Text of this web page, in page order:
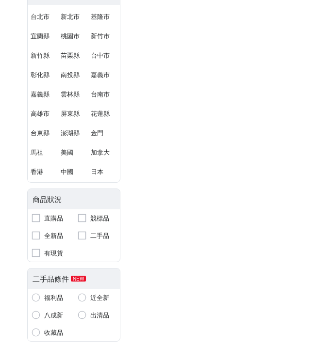
台北市 新北市 基隆市
宜蘭縣 桃園市 新竹市
新竹縣 苗栗縣 台中市
彰化縣 南投縣 嘉義市
嘉義縣 雲林縣 台南市
高雄市 屏東縣 花蓮縣
台東縣 澎湖縣 金門
馬祖 美國 加拿大
香港 中國 日本
商品狀況
直購品
競標品
全新品
二手品
有現貨
二手品條件 NEW
福利品
近全新
八成新
出清品
收藏品